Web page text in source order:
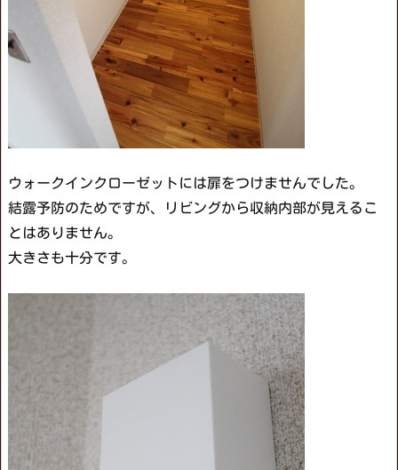
ウォークインクローゼットには扉をつけませんでした。
結露予防のためですが、リビングから収納内部が見えるこ
とはありません。
大きさも十分です。